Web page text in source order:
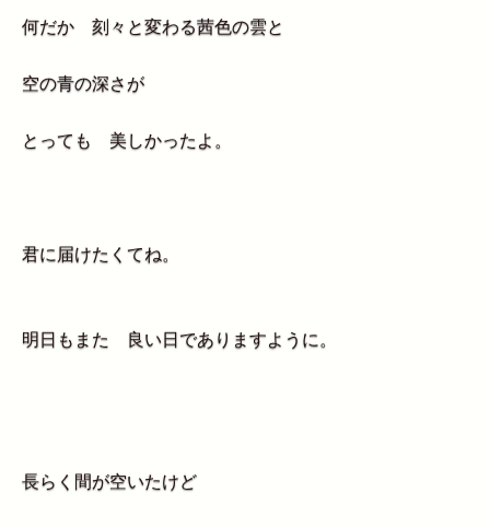
何だか 刻々と変わる茜色の雲と
空の青の深さが
とっても 美しかったよ。
君に届けたくてね。
明日もまた 良い日でありますように。
長らく間が空いたけど